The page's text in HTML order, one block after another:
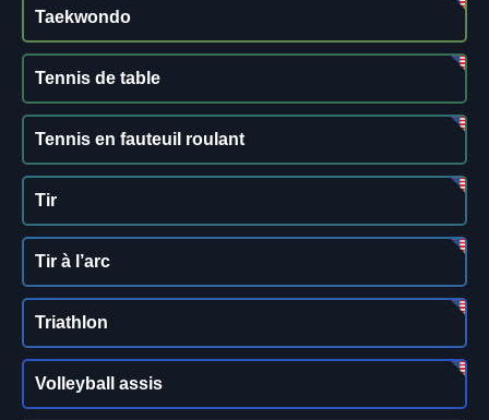
Taekwondo
Tennis de table
Tennis en fauteuil roulant
Tir
Tir à l’arc
Triathlon
Volleyball assis